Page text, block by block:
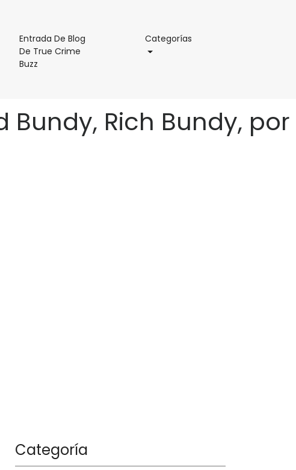
Entrada De Blog
De True Crime
BuzzEntrada
Crime
Categorías
Rich Bundy, por
Categoría